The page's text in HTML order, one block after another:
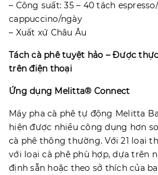
– Công suất: 35 – 40 tách
cappuccino/ngày
– Xuất xứ Châu Âu
Tách cà phê tuyệt hảo – Được
trên điện thoại
Ứng dụng Melitta® Connect
Máy pha cà phê tự động Melitta
hiện được nhiều công dụng hơn
cà phê thông thường. Với 21 loại
với loại cà phê phù hợp, dựa trên
định sẵn hoặc theo sở thích của